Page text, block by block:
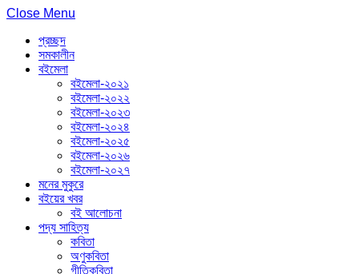
Close Menu
প্রচ্ছদ
সমকালীন
বইমেলা
বইমেলা-২০২১
বইমেলা-২০২২
বইমেলা-২০২৩
বইমেলা-২০২৪
বইমেলা-২০২৫
বইমেলা-২০২৬
বইমেলা-২০২৭
মনের মুকুরে
বইয়ের খবর
বই আলোচনা
পদ্য সাহিত্য
কবিতা
অণুকবিতা
গীতিকবিতা